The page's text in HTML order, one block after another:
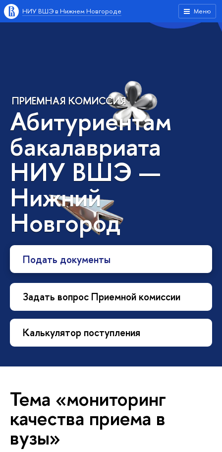
Меню
НИУ ВШЭ в Нижнем Новгороде
ПРИЕМНАЯ КОМИССИЯ
Абитуриентам
бакалавриата
НИУ ВШЭ —
Нижний
Новгород
Подать документы
Задать вопрос Приемной комиссии
Калькулятор поступления
Тема «мониторинг
качества приема в
вузы»